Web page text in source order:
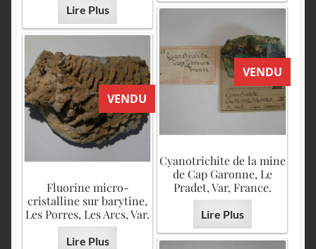
Lire Plus
VENDU
Cyanotrichite de la mine
de Cap Garonne, Le
Pradet, Var, France.
Lire Plus
VENDU
Fluorine micro-
cristalline sur barytine,
Les Porres, Les Arcs, Var.
Lire Plus